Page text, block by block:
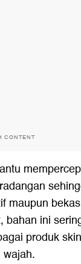
CONTENT
maupun
bahan ini
produk